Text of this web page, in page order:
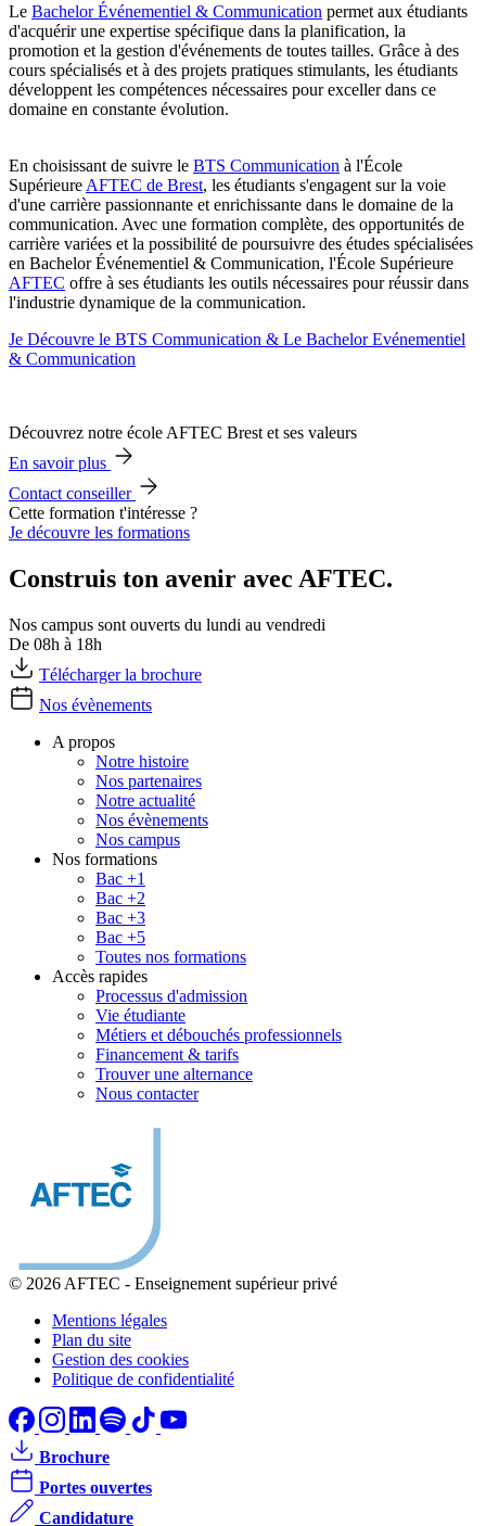
Le Bachelor Événementiel & Communication permet aux étudiants
d'acquérir une expertise spécifique dans la planification, la
promotion et la gestion d'événements de toutes tailles. Grâce à des
cours spécialisés et à des projets pratiques stimulants, les étudiants
développent les compétences nécessaires pour exceller dans ce
domaine en constante évolution.
En choisissant de suivre le BTS Communication à l'École
Supérieure AFTEC de Brest, les étudiants s'engagent sur la voie
d'une carrière passionnante et enrichissante dans le domaine de la
communication. Avec une formation complète, des opportunités de
carrière variées et la possibilité de poursuivre des études spécialisées
en Bachelor Événementiel & Communication, l'École Supérieure
AFTEC offre à ses étudiants les outils nécessaires pour réussir dans
l'industrie dynamique de la communication.
Je Découvre le BTS Communication & Le Bachelor Evénementiel
& Communication
Découvrez notre école AFTEC Brest et ses valeurs
En savoir plus
Contact conseiller
Cette formation t'intéresse ?
Je découvre les formations
Construis ton avenir avec AFTEC.
Nos campus sont ouverts du lundi au vendredi
De 08h à 18h
Télécharger la brochure
Nos évènements
A propos
Notre histoire
Nos partenaires
Notre actualité
Nos évènements
Nos campus
Nos formations
Bac +1
Bac +2
Bac +3
Bac +5
Toutes nos formations
Accès rapides
Processus d'admission
Vie étudiante
Métiers et débouchés professionnels
Financement & tarifs
Trouver une alternance
Nous contacter
© 2026 AFTEC - Enseignement supérieur privé
Mentions légales
Plan du site
Gestion des cookies
Politique de confidentialité
Brochure
Portes ouvertes
Candidature